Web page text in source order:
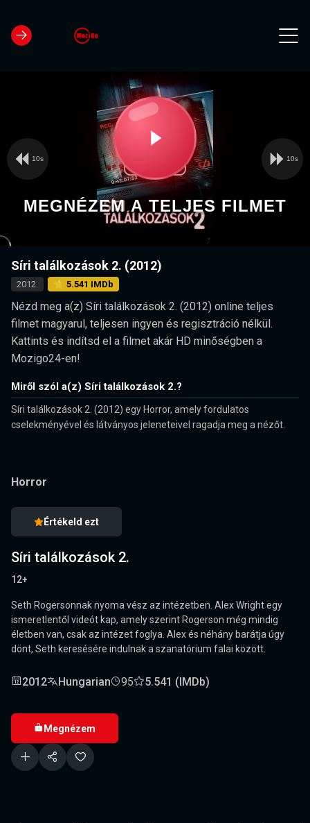
loading.
Play
Video
10s 10s
MEGNÉZEM A TELJES FILMET
Síri találkozások 2. (2012)
2012 ⭐ 5.541 IMDb
Nézd meg a(z) Síri találkozások 2. (2012) online teljes
filmet magyarul, teljesen ingyen és regisztráció nélkül.
Kattints és indítsd el a filmet akár HD minőségben a
Mozigo24-en!
Miről szól a(z) Síri találkozások 2.?
Síri találkozások 2. (2012) egy Horror, amely fordulatos
cselekményével és látványos jeleneteivel ragadja meg a nézőt.
Horror
Értékeld ezt
Síri találkozások 2.
12+
Seth Rogersonnak nyoma vész az intézetben. Alex Wright egy
ismeretlentől videót kap, amely szerint Rogerson még mindig
életben van, csak az intézet foglya. Alex és néhány barátja úgy
dönt, Seth keresésére indulnak a szanatórium falai között.
2012 Hungarian 95 5.541 (IMDb)
Megnézem